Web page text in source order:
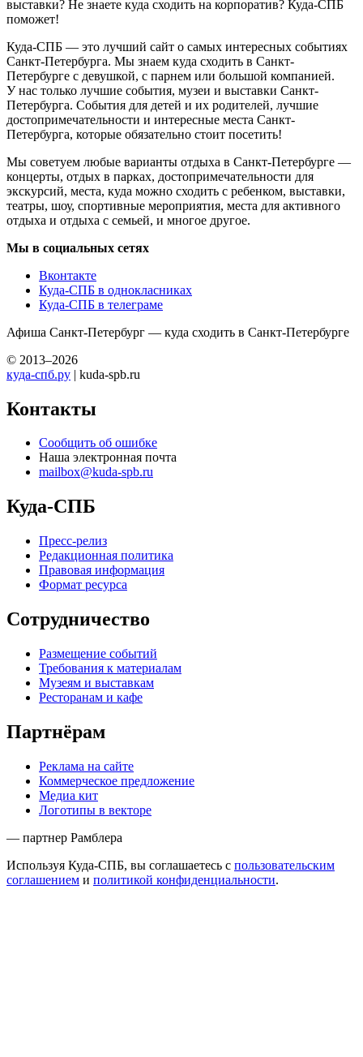
выставки? Не знаете куда сходить на корпоратив? Куда-СПБ
поможет!
Куда-СПБ — это лучший сайт о самых интересных событиях
Санкт-Петербурга. Мы знаем куда сходить в Санкт-
Петербурге с девушкой, с парнем или большой компанией.
У нас только лучшие события, музеи и выставки Санкт-
Петербурга. События для детей и их родителей, лучшие
достопримечательности и интересные места Санкт-
Петербурга, которые обязательно стоит посетить!
Мы советуем любые варианты отдыха в Санкт-Петербурге —
концерты, отдых в парках, достопримечательности для
экскурсий, места, куда можно сходить с ребенком, выставки,
театры, шоу, спортивные мероприятия, места для активного
отдыха и отдыха с семьей, и многое другое.
Мы в социальных сетях
Вконтакте
Куда-СПБ в однокласниках
Куда-СПБ в телеграме
Афиша Санкт-Петербург — куда сходить в Санкт-Петербурге
© 2013–2026
куда-спб.ру | kuda-spb.ru
Контакты
Сообщить об ошибке
Наша электронная почта
mailbox@kuda-spb.ru
Куда-СПБ
Пресс-релиз
Редакционная политика
Правовая информация
Формат ресурса
Сотрудничество
Размещение событий
Требования к материалам
Музеям и выставкам
Ресторанам и кафе
Партнёрам
Реклама на сайте
Коммерческое предложение
Медиа кит
Логотипы в векторе
— партнер Рамблера
Используя Куда-СПБ, вы соглашаетесь с пользовательским
соглашением и политикой конфиденциальности.